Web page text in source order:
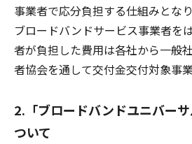
事業者で応分負担する仕組みとなり
ブロードバンドサービス事業者を
者が負担した費用は各社から一般
者協会を通して交付金交付対象事
2.「ブロードバンドユニバー
ついて